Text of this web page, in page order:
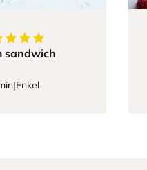
5stjerner
sandwich
|Enkel